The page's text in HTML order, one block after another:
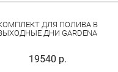
ДЛЯ ПОЛИВА В
ДНИ GARDENA
19540 р.